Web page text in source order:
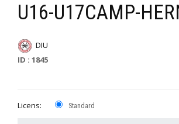
U16-U17CAMP-
DIU
ID : 1845
Licens: Standard